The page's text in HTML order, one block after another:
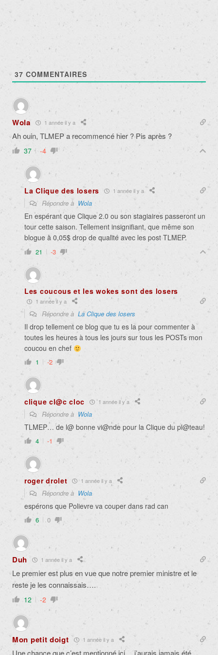
37 COMMENTAIRES
Wola 1 année il y a
Ah ouin, TLMEP a recommencé hier ? Pis après ?
37 -4
La Clique des losers 1 année il y a
Répondre à Wola
En espérant que Clique 2.0 ou son stagiaires passeront un
tour cette saison. Tellement insignifiant, que même son
blogue à 0,05$ drop de qualité avec les post TLMEP.
21 -3
Les coucous et les wokes sont des losers
1 année il y a
Répondre à La Clique des losers
Il drop tellement ce blog que tu es la pour commenter à
toutes les heures à tous les jours sur tous les POSTs mon
coucou en chef
1 -2
clique cl@c cloc 1 année il y a
Répondre à Wola
TLMEP… de l@ bonne vi@nde pour la Clique du pl@teau!
4 -1
roger drolet 1 année il y a
Répondre à Wola
espérons que Polievre va couper dans rad can
6 0
Duh 1 année il y a
Le premier est plus en vue que notre premier ministre et le
reste je les connaissais….
12 -2
Mon petit doigt 1 année il y a